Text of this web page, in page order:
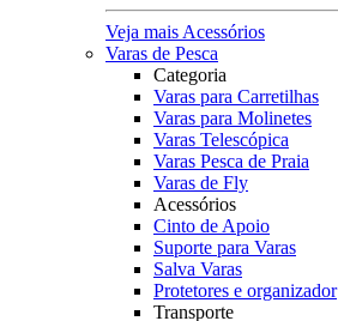
Veja mais Acessórios
Varas de Pesca
Categoria
Varas para Carretilhas
Varas para Molinetes
Varas Telescópica
Varas Pesca de Praia
Varas de Fly
Acessórios
Cinto de Apoio
Suporte para Varas
Salva Varas
Protetores e organizador
Transporte